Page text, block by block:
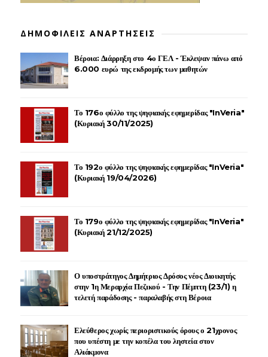
ΔΗΜΟΦΙΛΕΙΣ ΑΝΑΡΤΗΣΕΙΣ
Βέροια: Διάρρηξη στο 4ο ΓΕΛ - Έκλεψαν πάνω από
6.000 ευρώ της εκδρομής των μαθητών
Το 176ο φύλλο της ψηφιακής εφημερίδας "InVeria"
(Κυριακή 30/11/2025)
Το 192ο φύλλο της ψηφιακής εφημερίδας "InVeria"
(Κυριακή 19/04/2026)
Το 179ο φύλλο της ψηφιακής εφημερίδας "InVeria"
(Κυριακή 21/12/2025)
Ο υποστράτηγος Δημήτριος Δρόσος νέος Διοικητής
στην 1η Μεραρχία Πεζικού - Την Πέμπτη (23/1) η
τελετή παράδοσης - παραλαβής στη Βέροια
Ελεύθερος χωρίς περιοριστικούς όρους ο 21χρονος
που υπέστη με την κοπέλα του ληστεία στον
Αλιάκμονα